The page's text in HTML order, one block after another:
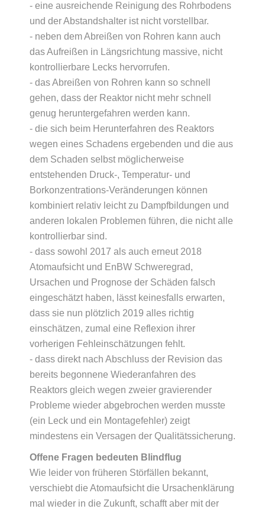
- eine ausreichende Reinigung des Rohrbodens
und der Abstandshalter ist nicht vorstellbar.
- neben dem Abreißen von Rohren kann auch
das Aufreißen in Längsrichtung massive, nicht
kontrollierbare Lecks hervorrufen.
- das Abreißen von Rohren kann so schnell
gehen, dass der Reaktor nicht mehr schnell
genug heruntergefahren werden kann.
- die sich beim Herunterfahren des Reaktors
wegen eines Schadens ergebenden und die aus
dem Schaden selbst möglicherweise
entstehenden Druck-, Temperatur- und
Borkonzentrations-Veränderungen können
kombiniert relativ leicht zu Dampfbildungen und
anderen lokalen Problemen führen, die nicht alle
kontrollierbar sind.
- dass sowohl 2017 als auch erneut 2018
Atomaufsicht und EnBW Schweregrad,
Ursachen und Prognose der Schäden falsch
eingeschätzt haben, lässt keinesfalls erwarten,
dass sie nun plötzlich 2019 alles richtig
einschätzen, zumal eine Reflexion ihrer
vorherigen Fehleinschätzungen fehlt.
- dass direkt nach Abschluss der Revision das
bereits begonnene Wiederanfahren des
Reaktors gleich wegen zweier gravierender
Probleme wieder abgebrochen werden musste
(ein Leck und ein Montagefehler) zeigt
mindestens ein Versagen der Qualitätssicherung.
Offene Fragen bedeuten Blindflug
Wie leider von früheren Störfällen bekannt,
verschiebt die Atomaufsicht die Ursachenklärung
mal wieder in die Zukunft, schafft aber mit der